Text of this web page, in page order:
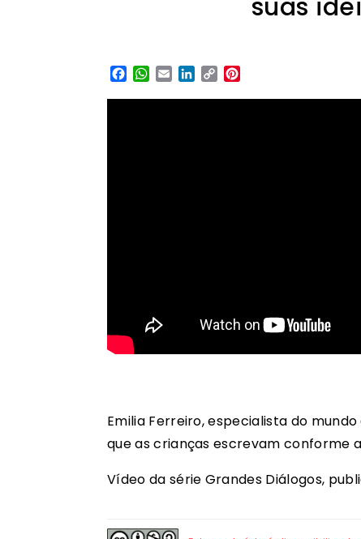
suas
Facebook
WhatsApp
EmailLinkedIn
Copy
Emilia Ferreiro, especialista do
que as crianças escrevam conforme
Vídeo da série Grandes Diálogos,